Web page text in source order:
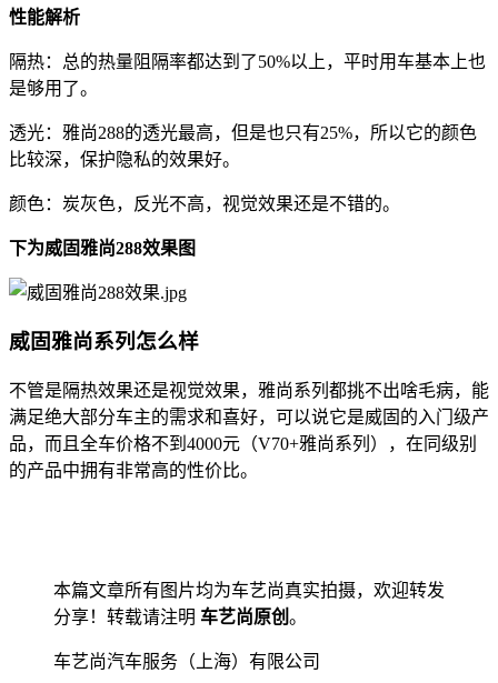
性能解析
隔热：总的热量阻隔率都达到了50%以上，平时用车基本上也
是够用了。
透光：雅尚288的透光最高，但是也只有25%，所以它的颜色
比较深，保护隐私的效果好。
颜色：炭灰色，反光不高，视觉效果还是不错的。
下为威固雅尚288效果图
威固雅尚系列怎么样
不管是隔热效果还是视觉效果，雅尚系列都挑不出啥毛病，能
满足绝大部分车主的需求和喜好，可以说它是威固的入门级产
品，而且全车价格不到4000元（V70+雅尚系列），在同级别
的产品中拥有非常高的性价比。
本篇文章所有图片均为车艺尚真实拍摄，欢迎转发
分享！转载请注明 车艺尚原创 。
车艺尚汽车服务（上海）有限公司